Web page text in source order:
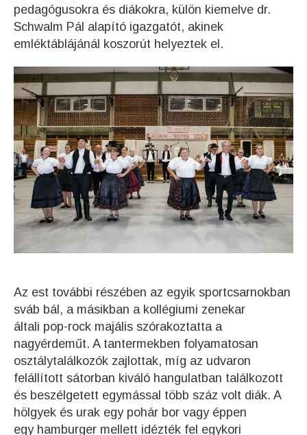
pedagógusokra és diákokra, külön kiemelve dr.
Schwalm Pál alapító igazgatót, akinek
emléktáblájánál koszorút helyeztek el.
Az est további részében az egyik sportcsarnokban
sváb bál, a másikban a kollégiumi zenekar
általi pop-rock majális szórakoztatta a
nagyérdeműt. A tantermekben folyamatosan
osztálytalálkozók zajlottak, míg az udvaron
felállított sátorban kiváló hangulatban találkozott
és beszélgetett egymással több száz volt diák. A
hölgyek és urak egy pohár bor vagy éppen
egy hamburger mellett idézték fel egykori